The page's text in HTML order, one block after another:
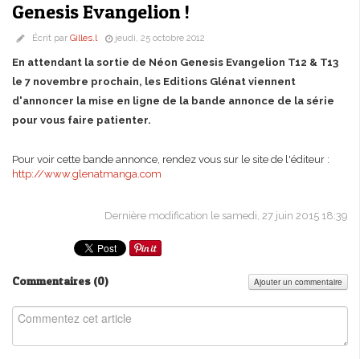
Genesis Evangelion !
Écrit par Gilles.l jeudi, 25 octobre 2012
En attendant la sortie de Néon Genesis Evangelion T12 & T13
le 7 novembre prochain, les Editions Glénat viennent
d'annoncer la mise en ligne de la bande annonce de la série
pour vous faire patienter.
Pour voir cette bande annonce, rendez vous sur le site de l'éditeur :
http://www.glenatmanga.com
Dernière modification le samedi, 27 juin 2015 18:39
Commentaires (0) Ajouter un commentaire